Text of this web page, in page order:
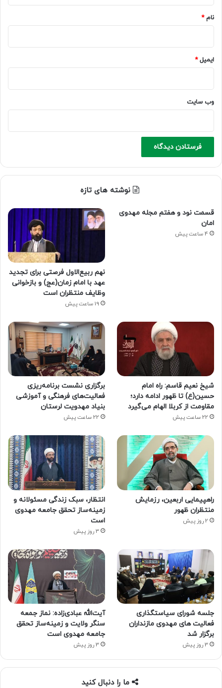
نام*
ایمیل*
وب‌ سایت
نوشته های تازه
قسمت نود و هفتم مجله مهدوی
امان
4 ساعت پیش
نهم ربیع‌الاول فرصتی برای تجدید
عهد با امام زمان(عج) و بازخوانی
وظایف منتظران است
19 ساعت پیش
شیخ نعیم قاسم: راه امام
حسین(ع) تا ظهور ادامه دارد؛
مقاومت از کربلا الهام می‌گیرد
22 ساعت پیش
برگزاری نشست برنامه‌ریزی
فعالیت‌های فرهنگی و آموزشی
بنیاد مهدویت لرستان
22 ساعت پیش
راهپیمایی اربعین، رزمایش
منتظران ظهور
2 روز پیش
انتظار، سبک زندگی مسئولانه و
زمینه‌ساز تحقق جامعه مهدوی
است
3 روز پیش
جلسه شورای سیاستگذاری
فعالیت های مهدوی مازنداران
برگزار شد
3 روز پیش
آیت‌الله عبادی‌زاده: نماز جمعه
سنگر ولایت و زمینه‌ساز تحقق
جامعه مهدوی است
3 روز پیش
ما را دنبال کنید